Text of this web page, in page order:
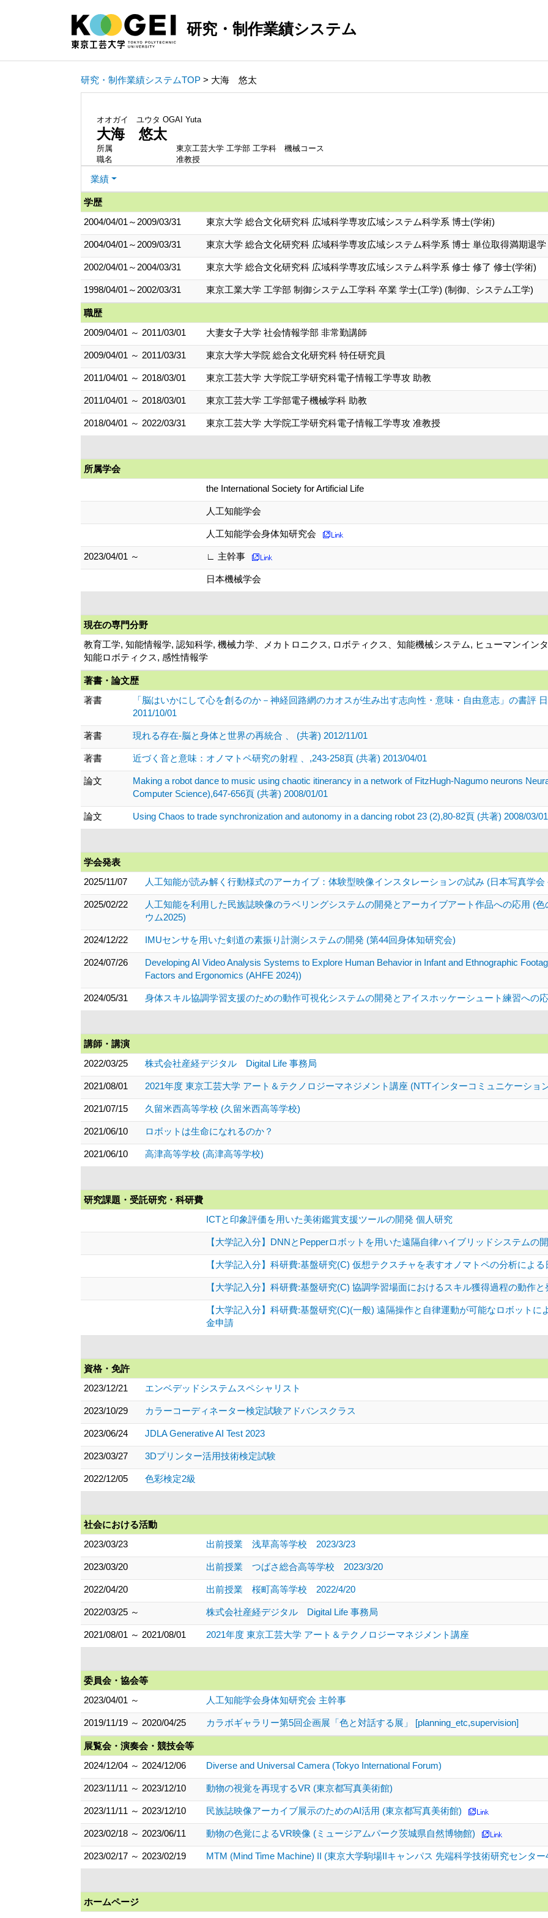
研究・制作業績システム
研究・制作業績システムTOP > 大海 悠太
オオガイ ユウタ OGAI Yuta
大海 悠太
所属
東京工芸大学 工学部 工学科 機械コース
職名
准教授
業績
学歴
2004/04/01～2009/03/31
東京大学 総合文化研究科 広域科学専攻広域システム科学系 博士(学術)
2004/04/01～2009/03/31 東京大学 総合文化研究科 広域科学専攻広域システム科学系 博士 単位取得満期退学
2002/04/01～2004/03/31 東京大学 総合文化研究科 広域科学専攻広域システム科学系 修士 修了 修士(学術)
1998/04/01～2002/03/31 東京工業大学 工学部 制御システム工学科 卒業 学士(工学) (制御、システム工学)
職歴
2009/04/01 ～ 2011/03/01
大妻女子大学 社会情報学部 非常勤講師
2009/04/01 ～ 2011/03/31 東京大学大学院 総合文化研究科 特任研究員
2011/04/01 ～ 2018/03/01 東京工芸大学 大学院工学研究科電子情報工学専攻 助教
2011/04/01 ～ 2018/03/01 東京工芸大学 工学部電子機械学科 助教
2018/04/01 ～ 2022/03/31 東京工芸大学 大学院工学研究科電子情報工学専攻 准教授
所属学会
the International Society for Artificial Life
人工知能学会
人工知能学会身体知研究会
2023/04/01 ～ ∟ 主幹事
日本機械学会
現在の専門分野
教育工学, 知能情報学, 認知科学, 機械力学、メカトロニクス, ロボティクス、知能機械システム, ヒューマンイン
知能ロボティクス, 感性情報学
著書・論文歴
著書
「脳はいかにして心を創るのか－神経回路網のカオスが生み出す志向性・意味・自由意志」の書評
2011/10/01
著書 現れる存在-脳と身体と世界の再統合 、 (共著) 2012/11/01
著書 近づく音と意味：オノマトペ研究の射程 、,243-258頁 (共著) 2013/04/01
論文
Making a robot dance to music using chaotic itinerancy in a network of FitzHugh-Nagumo neurons
Computer Science),647-656頁 (共著) 2008/01/01
論文 Using Chaos to trade synchronization and autonomy in a dancing robot 23 (2),80-82頁 (共著) 2008/03/01
学会発表
2025/11/07
人工知能が読み解く行動様式のアーカイブ：体験型映像インスタレーションの試み (日本写真学
2025/02/22
人工知能を利用した民族誌映像のラベリングシステムの開発とアーカイブアート作品への応用 (
ウム2025)
2024/12/22 IMUセンサを用いた剣道の素振り計測システムの開発 (第44回身体知研究会)
2024/07/26
Developing AI Video Analysis Systems to Explore Human Behavior in Infant and Ethnographic
Factors and Ergonomics (AHFE 2024))
2024/05/31 身体スキル協調学習支援のための動作可視化システムの開発とアイスホッケーシュート練習への
講師・講演
2022/03/25
株式会社産経デジタル Digital Life 事務局
2021/08/01 2021年度 東京工芸大学 アート＆テクノロジーマネジメント講座 (NTTインターコミュニケーショ
2021/07/15 久留米西高等学校 (久留米西高等学校)
2021/06/10 ロボットは生命になれるのか？
2021/06/10 高津高等学校 (高津高等学校)
研究課題・受託研究・科研費
ICTと印象評価を用いた美術鑑賞支援ツールの開発 個人研究
【大学記入分】DNNとPepperロボットを用いた遠隔自律ハイブリッドシステムの
【大学記入分】科研費:基盤研究(C) 仮想テクスチャを表すオノマトペの分析によ
【大学記入分】科研費:基盤研究(C) 協調学習場面におけるスキル獲得過程の動作
【大学記入分】科研費:基盤研究(C)(一般) 遠隔操作と自律運動が可能なロボット
金申請
資格・免許
2023/12/21
エンベデッドシステムスペシャリスト
2023/10/29 カラーコーディネーター検定試験アドバンスクラス
2023/06/24 JDLA Generative AI Test 2023
2023/03/27 3Dプリンター活用技術検定試験
2022/12/05 色彩検定2級
社会における活動
2023/03/23
出前授業 浅草高等学校 2023/3/23
2023/03/20 出前授業 つばさ総合高等学校 2023/3/20
2022/04/20 出前授業 桜町高等学校 2022/4/20
2022/03/25 ～ 株式会社産経デジタル Digital Life 事務局
2021/08/01 ～ 2021/08/01 2021年度 東京工芸大学 アート＆テクノロジーマネジメント講座
委員会・協会等
2023/04/01 ～
人工知能学会身体知研究会 主幹事
2019/11/19 ～ 2020/04/25 カラボギャラリー第5回企画展「色と対話する展」 [planning_etc,supervision]
展覧会・演奏会・競技会等
2024/12/04 ～ 2024/12/06
Diverse and Universal Camera (Tokyo International Forum)
2023/11/11 ～ 2023/12/10 動物の視覚を再現するVR (東京都写真美術館)
2023/11/11 ～ 2023/12/10 民族誌映像アーカイブ展示のためのAI活用 (東京都写真美術館)
2023/02/18 ～ 2023/06/11 動物の色覚によるVR映像 (ミュージアムパーク茨城県自然博物館)
2023/02/17 ～ 2023/02/19 MTM (Mind Time Machine) II (東京大学駒場IIキャンパス 先端科学技術研究センター
ホームページ